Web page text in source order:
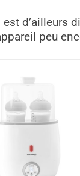
est d’ailleurs
peu